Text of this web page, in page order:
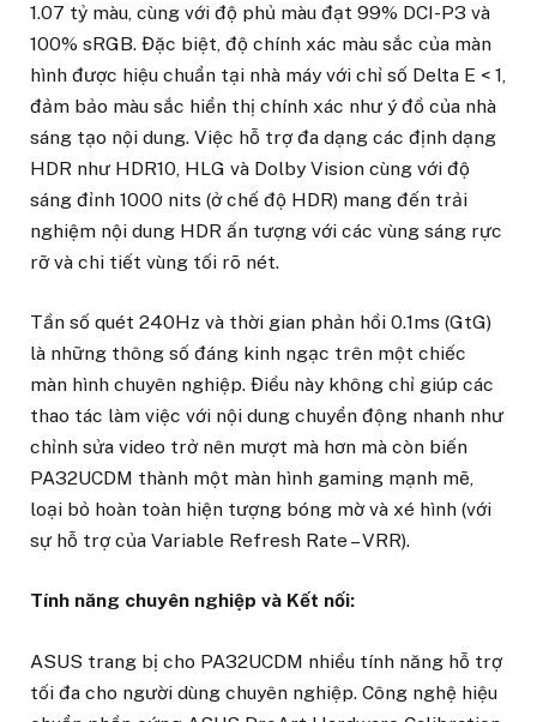
1.07 tỷ màu, cùng với độ phủ màu đạt 99% DCI-P3 và
100% sRGB. Đặc biệt, độ chính xác màu sắc của màn
hình được hiệu chuẩn tại nhà máy với chỉ số Delta E < 1,
đảm bảo màu sắc hiển thị chính xác như ý đồ của nhà
sáng tạo nội dung. Việc hỗ trợ đa dạng các định dạng
HDR như HDR10, HLG và Dolby Vision cùng với độ
sáng đỉnh 1000 nits (ở chế độ HDR) mang đến trải
nghiệm nội dung HDR ấn tượng với các vùng sáng rực
rỡ và chi tiết vùng tối rõ nét.
Tần số quét 240Hz và thời gian phản hồi 0.1ms (GtG)
là những thông số đáng kinh ngạc trên một chiếc
màn hình chuyên nghiệp. Điều này không chỉ giúp các
thao tác làm việc với nội dung chuyển động nhanh như
chỉnh sửa video trở nên mượt mà hơn mà còn biến
PA32UCDM thành một màn hình gaming mạnh mẽ,
loại bỏ hoàn toàn hiện tượng bóng mờ và xé hình (với
sự hỗ trợ của Variable Refresh Rate – VRR).
Tính năng chuyên nghiệp và Kết nối:
ASUS trang bị cho PA32UCDM nhiều tính năng hỗ trợ
tối đa cho người dùng chuyên nghiệp. Công nghệ hiệu